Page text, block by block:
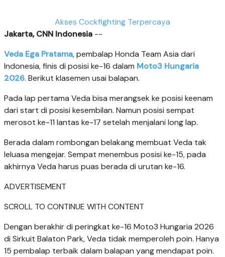
Akses Cockfighting Terpercaya
Jakarta, CNN Indonesia --
Veda Ega Pratama, pembalap Honda Team Asia dari
Indonesia, finis di posisi ke-16 dalam Moto3 Hungaria
2026. Berikut klasemen usai balapan.
Pada lap pertama Veda bisa merangsek ke posisi keenam
dari start di posisi kesembilan. Namun posisi sempat
merosot ke-11 lantas ke-17 setelah menjalani long lap.
Berada dalam rombongan belakang membuat Veda tak
leluasa mengejar. Sempat menembus posisi ke-15, pada
akhirnya Veda harus puas berada di urutan ke-16.
ADVERTISEMENT
SCROLL TO CONTINUE WITH CONTENT
Dengan berakhir di peringkat ke-16 Moto3 Hungaria 2026
di Sirkuit Balaton Park, Veda tidak memperoleh poin. Hanya
15 pembalap terbaik dalam balapan yang mendapat poin.